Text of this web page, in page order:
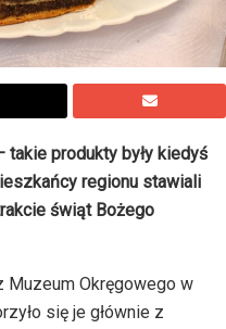
takie produkty były kiedyś
regionu stawiali
świąt Bożego
Muzeum Okręgowego w
się je głównie z